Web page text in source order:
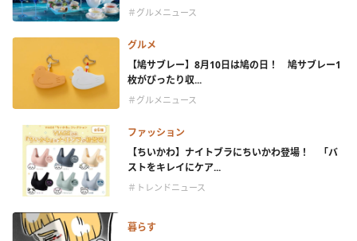
＃グルメニュース
グルメ
【鳩サブレー】8月10日は鳩の日！ 鳩サブレー1
枚がぴったり収...
＃グルメニュース
ファッション
【ちいかわ】ナイトブラにちいかわ登場！ 「バ
ストをキレイにケア...
＃トレンドニュース
暮らす